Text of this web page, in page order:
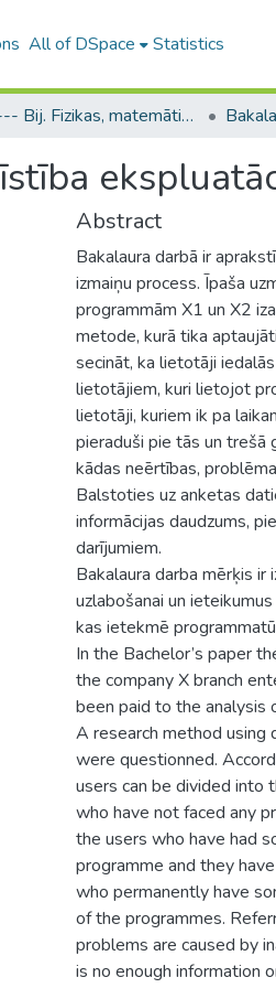
All of DSpace Statistics
B --- Bij. Fizikas, matemātikas un optometrijas fakultātes studentu noslēguma darbi / Faculty of Physics, Mathematics and Optometry - Graduate works
Abstract
Bakalaura darbā ir
izmaiņu process. Īpaša
programmām X1 un X2
metode, kurā tika
secināt, ka lietotāji
lietotājiem, kuri lietojot
lietotāji, kuriem ik pa
pieraduši pie tās un trešā
kādas neērtības,
Balstoties uz anketas
informācijas daudzums,
darījumiem.
Bakalaura darba mērķis
uzlabošanai un
kas ietekmē
In the Bachelor’s paper
the company X branch
been paid to the analysis
A research method
were questionned.
users can be divided into
who have not faced any
the users who have had
programme and they
who permanently have
of the programmes.
problems are caused by
is no enough information